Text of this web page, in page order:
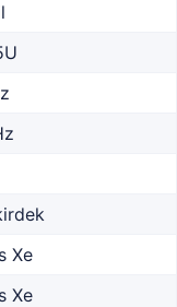
Xe
Xe